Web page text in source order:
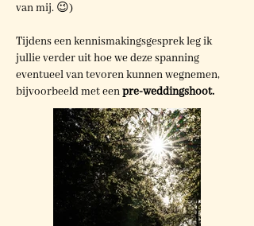
van mij. 😉)
Tijdens een kennismakingsgesprek leg ik
jullie verder uit hoe we deze spanning
eventueel van tevoren kunnen wegnemen,
bijvoorbeeld met eenpre-weddingshoot.